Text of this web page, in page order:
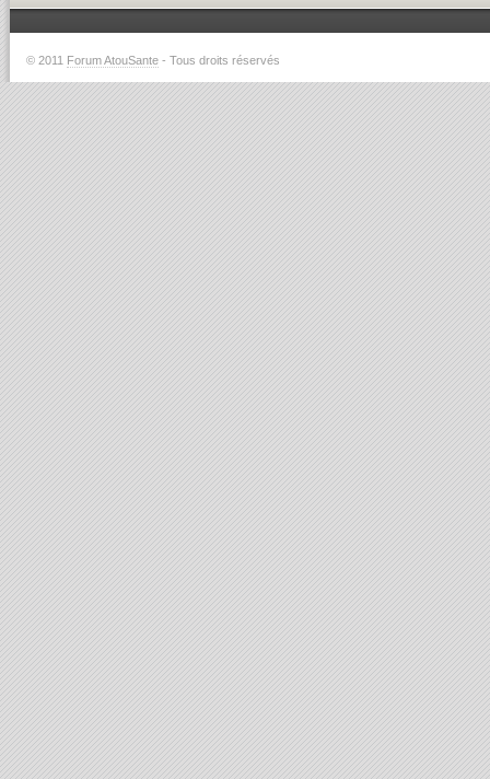
© 2011 Forum AtouSante - Tous droits réservés